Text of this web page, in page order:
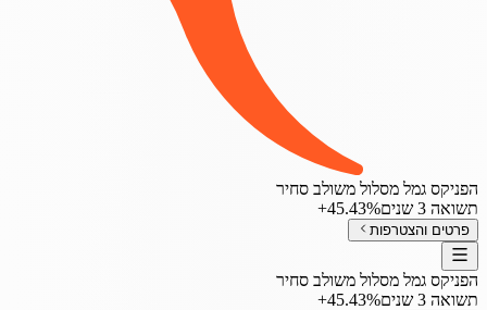
הפניקס גמל מסלול משולב סחיר
תשואה 3 שנים
‎+45.43%
פרטים והצטרפות
הפניקס גמל מסלול משולב סחיר
תשואה 3 שנים
‎+45.43%